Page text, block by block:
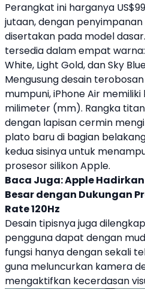
Perangkat ini harganya
jutaan, dengan
disertakan pada model dasar.
tersedia dalam empat
White, Light Gold, dan Sky
Mengusung desain
mumpuni,iPhone Air memiliki
milimeter (mm). Rangka
dengan lapisan cermin
plato baru di bagian
kedua sisinya untuk
prosesor silikonApple.
Baca Juga:Apple Hadirkan
Besar dengan Dukungan
Rate 120Hz
Desain tipisnya juga
pengguna dapat dengan
fungsi hanya dengan sekali
guna meluncurkan kamera
mengaktifkan kecerdasan